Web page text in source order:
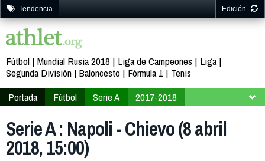
Tendencia Edición
Fútbol Mundial Rusia 2018 Liga de Campeones
Liga
Segunda División Baloncesto Fórmula 1
Tenis
Portada
Fútbol Serie A
2017-2018
Serie A : Napoli - Chievo (8 abril
2018, 15:00)